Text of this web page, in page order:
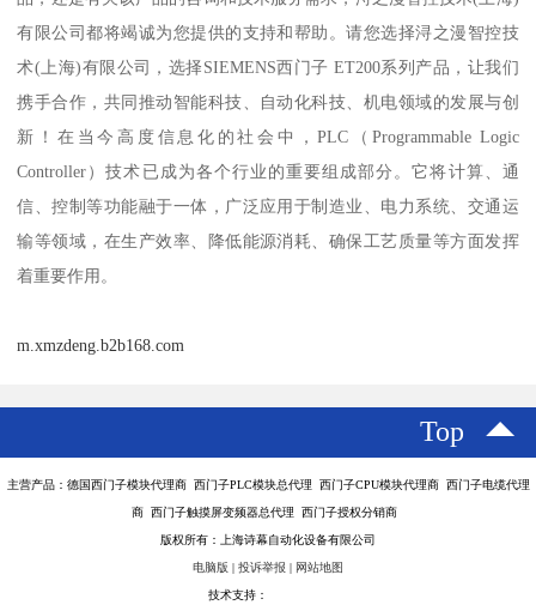
有限公司都将竭诚为您提供的支持和帮助。请您选择浔之漫智控技
术(上海)有限公司，选择SIEMENS西门子 ET200系列产品，让我们
携手合作，共同推动智能科技、自动化科技、机电领域的发展与创
新！在当今高度信息化的社会中，PLC（Programmable Logic
Controller）技术已成为各个行业的重要组成部分。它将计算、通
信、控制等功能融于一体，广泛应用于制造业、电力系统、交通运
输等领域，在生产效率、降低能源消耗、确保工艺质量等方面发挥
着重要作用。
m.xmzdeng.b2b168.com
Top
主营产品：德国西门子模块代理商 西门子PLC模块总代理 西门子CPU模块代理商 西门子电缆代理
商 西门子触摸屏变频器总代理 西门子授权分销商
版权所有：上海诗幕自动化设备有限公司
电脑版 | 投诉举报 | 网站地图
技术支持：